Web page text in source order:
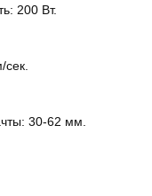
200 Вт.
30-62 мм.